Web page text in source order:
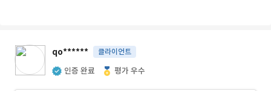
qo****** 클라이언트
인증 완료 평가 우수